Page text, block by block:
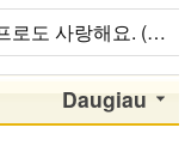
로도 사랑해요. (
Daugiau